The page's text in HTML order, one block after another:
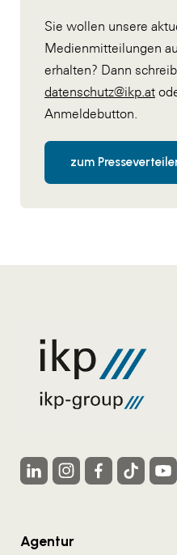
Sie wollen unsere
Medienmitteilungen
erhalten? Dann
datenschutz@ikp.at
Anmeldebutton.
zum
Agentur